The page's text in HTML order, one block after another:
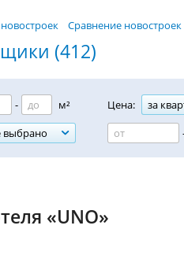
Сравнение новостроек
(412)
-
м²
выбрано
Цена:
за
«UNO»